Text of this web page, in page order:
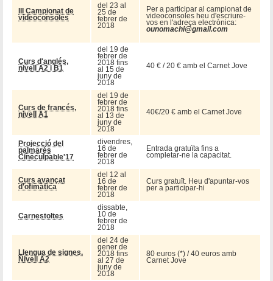
III Campionat de
videoconsoles
del 23 al
25 de
febrer de
2018
Per a participar al campionat de
videoconsoles heu d'escriure-
vos en l'adreça electrònica:
ounomachi@gmail.com
Curs d'anglés,
nivell A2 i B1
del 19 de
febrer de
2018 fins
al 15 de
juny de
2018
40 € / 20 € amb el Carnet Jove
Curs de francés,
nivell A1
del 19 de
febrer de
2018 fins
al 13 de
juny de
2018
40€/20 € amb el Carnet Jove
Projecció del
palmarés
Cineculpable'17
divendres,
16 de
febrer de
2018
Entrada gratuïta fins a
completar-ne la capacitat.
Curs avançat
d'ofimàtica
del 12 al
16 de
febrer de
2018
Curs gratuït. Heu d'apuntar-vos
per a participar-hi
Carnestoltes
dissabte,
10 de
febrer de
2018
Llengua de signes.
Nivell A2
del 24 de
gener de
2018 fins
al 27 de
juny de
2018
80 euros (*) / 40 euros amb
Carnet Jove